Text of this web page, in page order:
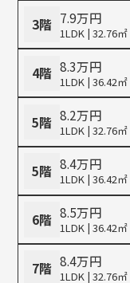
3階 7.9万円
1LDK | 32.76㎡
4階 8.3万円
1LDK | 36.42㎡
5階 8.2万円
1LDK | 32.76㎡
5階 8.4万円
1LDK | 36.42㎡
6階 8.5万円
1LDK | 36.42㎡
7階 8.4万円
1LDK | 32.76㎡